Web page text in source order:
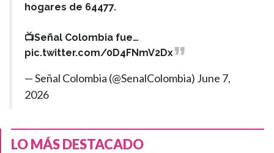
hogares de 64477.
📺Señal Colombia fue…
pic.twitter.com/0D4FNmV2Dx
— Señal Colombia (@SenalColombia) June 7,
2026
LO MÁS DESTACADO